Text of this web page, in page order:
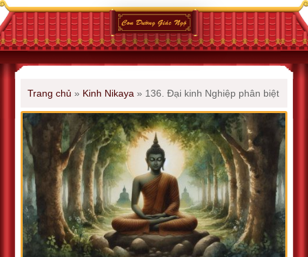
Trang chủ » Kinh Nikaya » 136. Ðại kinh Nghiệp phân biệt